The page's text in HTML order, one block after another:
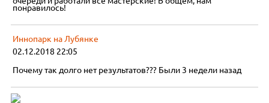
понравилось!
Иннопарк на Лубянке
02.12.2018 22:05
Почему так долго нет результатов??? Были 3 недели назад